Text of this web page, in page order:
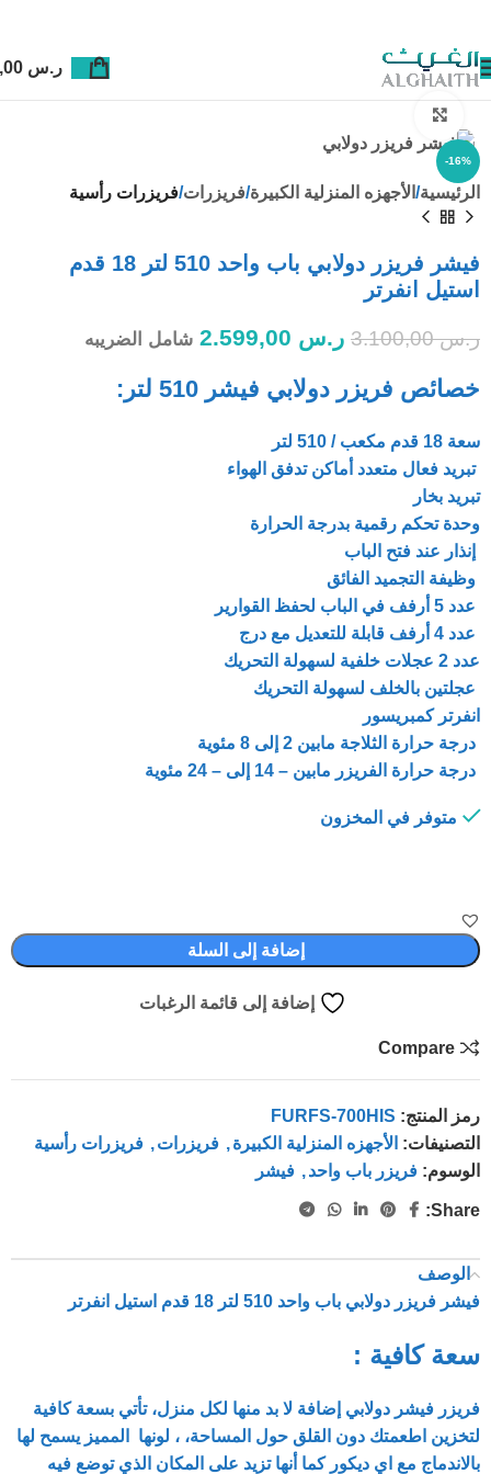
ر.س
-16%
الرئيسية الأجهزه المنزلية الكبيرة فريزرات فريزرات رأسية
فيشر فريزر دولابي باب واحد 510 لتر 18 قدم
استيل انفرتر
ر.س3.100,00 ر.س شامل الضريبه
خصائص فريزر دولابي فيشر 510 لتر:
سعة 18 قدم مكعب / 510 لتر
تبريد فعال متعدد أماكن تدفق الهواء
تبريد بخار
وحدة تحكم رقمية بدرجة الحرارة
إنذار عند فتح الباب
وظيفة التجميد الفائق
عدد 5 أرفف في الباب لحفظ القوارير
عدد 4 أرفف قابلة للتعديل مع درج
عدد 2 عجلات خلفية لسهولة التحريك
عجلتين بالخلف لسهولة التحريك
انفرتر كمبريسور
درجة حرارة الثلاجة مابين 2 إلى 8 مئوية
درجة حرارة الفريزر مابين – 14 إلى – 24 مئوية
متوفر في المخزون
إضافة إلى السلة
إضافة إلى قائمة الرغبات
Compare
رمز المنتج: FURFS-700HIS
التصنيفات: الأجهزه المنزلية الكبيرة, فريزرات, فريزرات رأسية
الوسوم: فريزر باب واحد, فيشر
Share:
الوصف
فيشر فريزر دولابي باب واحد 510 لتر 18 قدم استيل انفرتر
سعة كافية :
فريزر فيشر دولابي إضافة لا بد منها لكل منزل، تأتي بسعة كافية
لتخزين اطعمتك دون القلق حول المساحة، ، لونها المميز يسمح لها
بالاندماج مع اي ديكور كما أنها تزيد على المكان الذي توضع فيه